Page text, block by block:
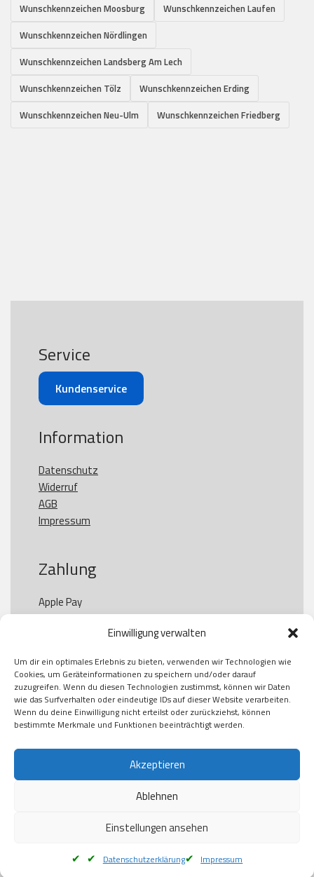
Einwilligung verwalten
Um dir ein optimales Erlebnis zu bieten, verwenden wir Technologien wie
Cookies, um Geräteinformationen zu speichern und/oder darauf
zuzugreifen. Wenn du diesen Technologien zustimmst, können wir Daten
wie das Surfverhalten oder eindeutige IDs auf dieser Website verarbeiten.
Wenn du deine Einwilligung nicht erteilst oder zurückziehst, können
bestimmte Merkmale und Funktionen beeinträchtigt werden.
Akzeptieren
Ablehnen
Einstellungen ansehen
Datenschutzerklärung Impressum
Wunschkennzeichen Moosburg
Wunschkennzeichen Laufen
Wunschkennzeichen Nördlingen
Wunschkennzeichen Landsberg Am Lech
Wunschkennzeichen Tölz
Wunschkennzeichen Erding
Wunschkennzeichen Neu-Ulm
Wunschkennzeichen Friedberg
Service
Kundenservice
Information
Datenschutz
Widerruf
AGB
Impressum
Zahlung
Apple Pay
Paypal
Kauf auf Rechung
Klarna
American Express